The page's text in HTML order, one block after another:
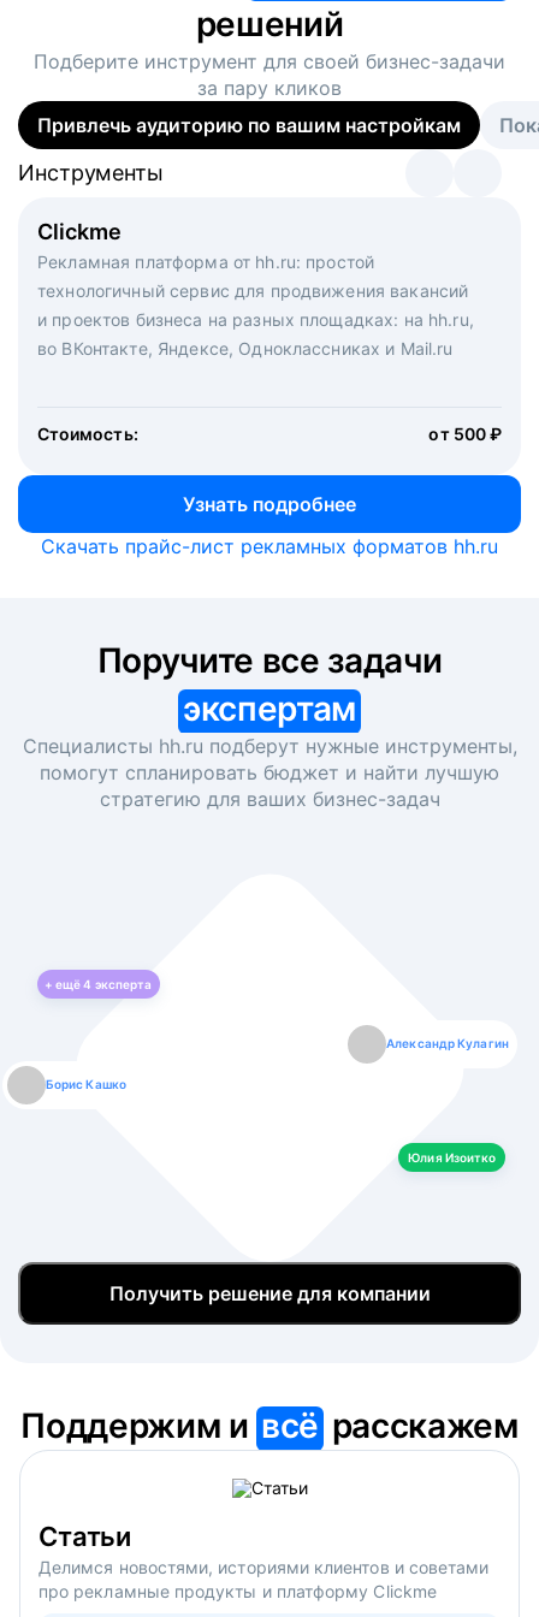
решений
Подберите инструмент для своей бизнес-задачи
за пару кликов
Привлечь аудиторию по вашим настройкам
Clickme
Рекламная платформа от hh.ru: простой
технологичный сервис для продвижения вакансий
и проектов бизнеса на разных площадках: на hh.ru,
во ВКонтакте, Яндексе, Одноклассниках и Mail.ru
Стоимость: от 500 ₽
Узнать подробнее
Инструменты
Вакансия дня
Рекламный формат для вакансий на главной странице
hh.ru. Увеличивает количество откликов
Инструменты
Массовый подбор под ключ. Решите, сколько
кандидатов и когда вам нужно, и за дело возьмутся
маркетологи, рекрутеры и проектные менеджеры
hh.ru с целым набором digital-инструментов
Инструменты
Скачать прайс-лист рекламных форматов hh.ru
экспертам
Специалисты hh.ru подберут нужные инструменты,
помогут спланировать бюджет и найти лучшую
стратегию для ваших бизнес-задач
+ ещё4 эксперта
Борис Кашко
Александр Кулагин
Юлия Изоитко
Юлия Изоитко
Даниил Макаров
Александр Кулагин
Екатерина Лазаренко
Даниил Макаров
Борис Кашко
Екатерина Лазаренко
Юлия Изоитко
Получить решение для компании
Поддержим ивсё расскажем
Статьи
Делимся новостями, историями клиентов и советами
про рекламные продукты и платформу Clickme